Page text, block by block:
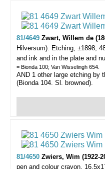
81/4649 Zwart, Willem de
Hilversum). Etching, ±1898,
and ink and in the plate and
= Bionda 100; Van Wisselingh 654.
AND 1 other large etching by
(Bionda 104. Sl. browned).
81/4650 Zwiers, Wim (1922-
pen and colour crayon,